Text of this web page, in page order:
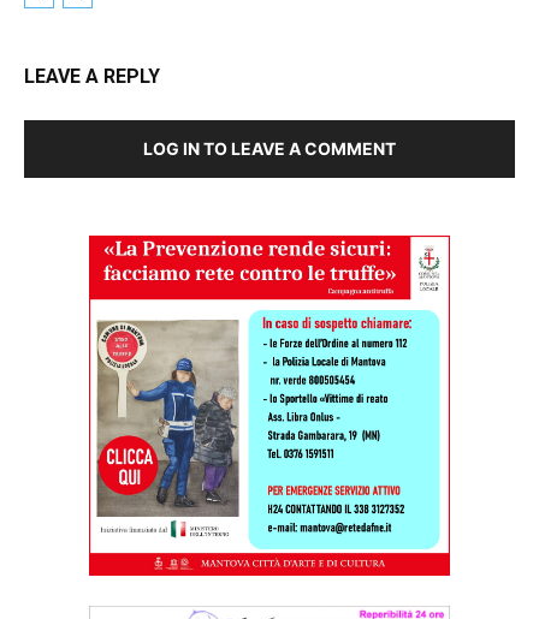
LEAVE A REPLY
LOG IN TO LEAVE A COMMENT